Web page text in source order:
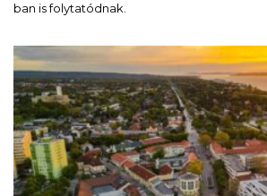
ban is folytatódnak.